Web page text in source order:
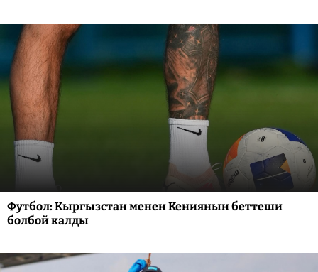
Футбол: Кыргызстан менен Кениянын беттеши
болбой калды